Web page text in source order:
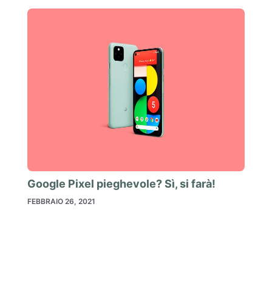
Google Pixel pieghevole? Sì, si farà!
FEBBRAIO 26, 2021